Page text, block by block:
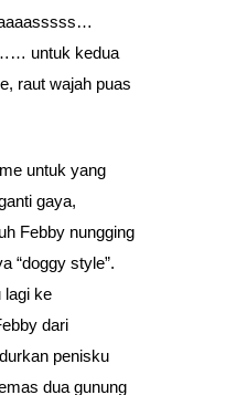
untuk kedua
raut wajah puas
untuk yang
gaya,
Febby nungging
“doggy style”.
lagi ke
dari
penisku
dua gunung